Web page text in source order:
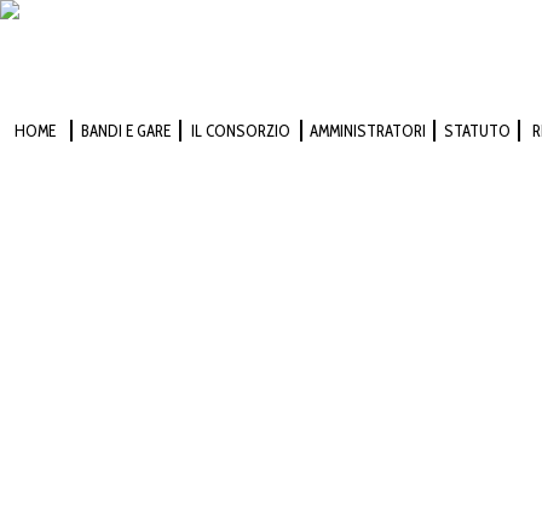
HOME BANDI E GARE IL CONSORZIO AMMINISTRATORI STATUTO